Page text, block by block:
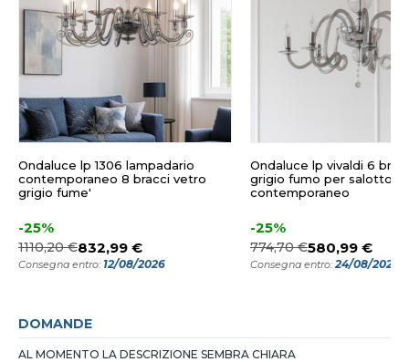
Ondaluce lp 1306 lampadario
contemporaneo 8 bracci vetro
grigio fume'
-25%
1110,20 €832,99 €
Consegna entro: 12/08/2026
Ondaluce lp vivaldi 6
grigio fumo per salotto
contemporaneo
-25%
774,70 €580,99 €
Consegna entro:24/08/2026
DOMANDE
AL MOMENTO LA DESCRIZIONE SEMBRA CHIARA